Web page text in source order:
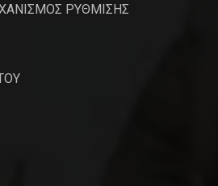
ΡΥΘΜΙΣΗΣ